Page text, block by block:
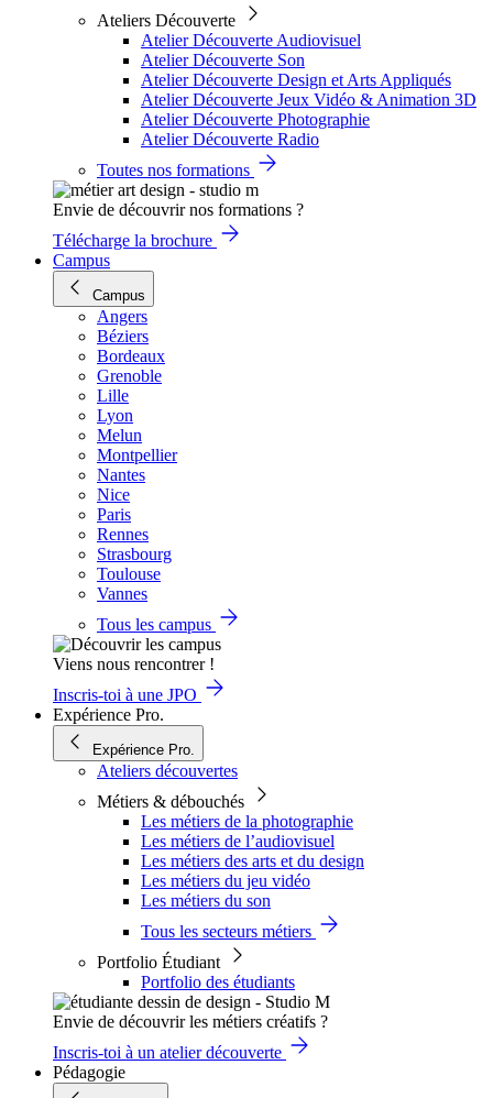
Ateliers Découverte
Atelier Découverte Audiovisuel
Atelier Découverte Son
Atelier Découverte Design et Arts Appliqués
Atelier Découverte Jeux Vidéo & Animation 3D
Atelier Découverte Photographie
Atelier Découverte Radio
Toutes nos formations
Envie de découvrir nos formations ?
Télécharge la brochure
Campus
Campus
Angers
Béziers
Bordeaux
Grenoble
Lille
Lyon
Melun
Montpellier
Nantes
Nice
Paris
Rennes
Strasbourg
Toulouse
Vannes
Tous les campus
Viens nous rencontrer !
Inscris-toi à une JPO
Expérience Pro.
Expérience Pro.
Ateliers découvertes
Métiers & débouchés
Les métiers de la photographie
Les métiers de l’audiovisuel
Les métiers des arts et du design
Les métiers du jeu vidéo
Les métiers du son
Tous les secteurs métiers
Portfolio Étudiant
Portfolio des étudiants
Envie de découvrir les métiers créatifs ?
Inscris-toi à un atelier découverte
Pédagogie